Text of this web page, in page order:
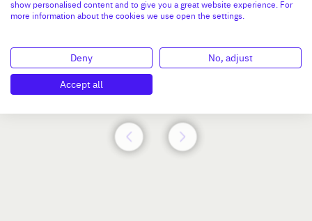
show personalised content and to give you a great website experience. For
more information about the cookies we use open the settings.
Deny
No, adjust
Accept all